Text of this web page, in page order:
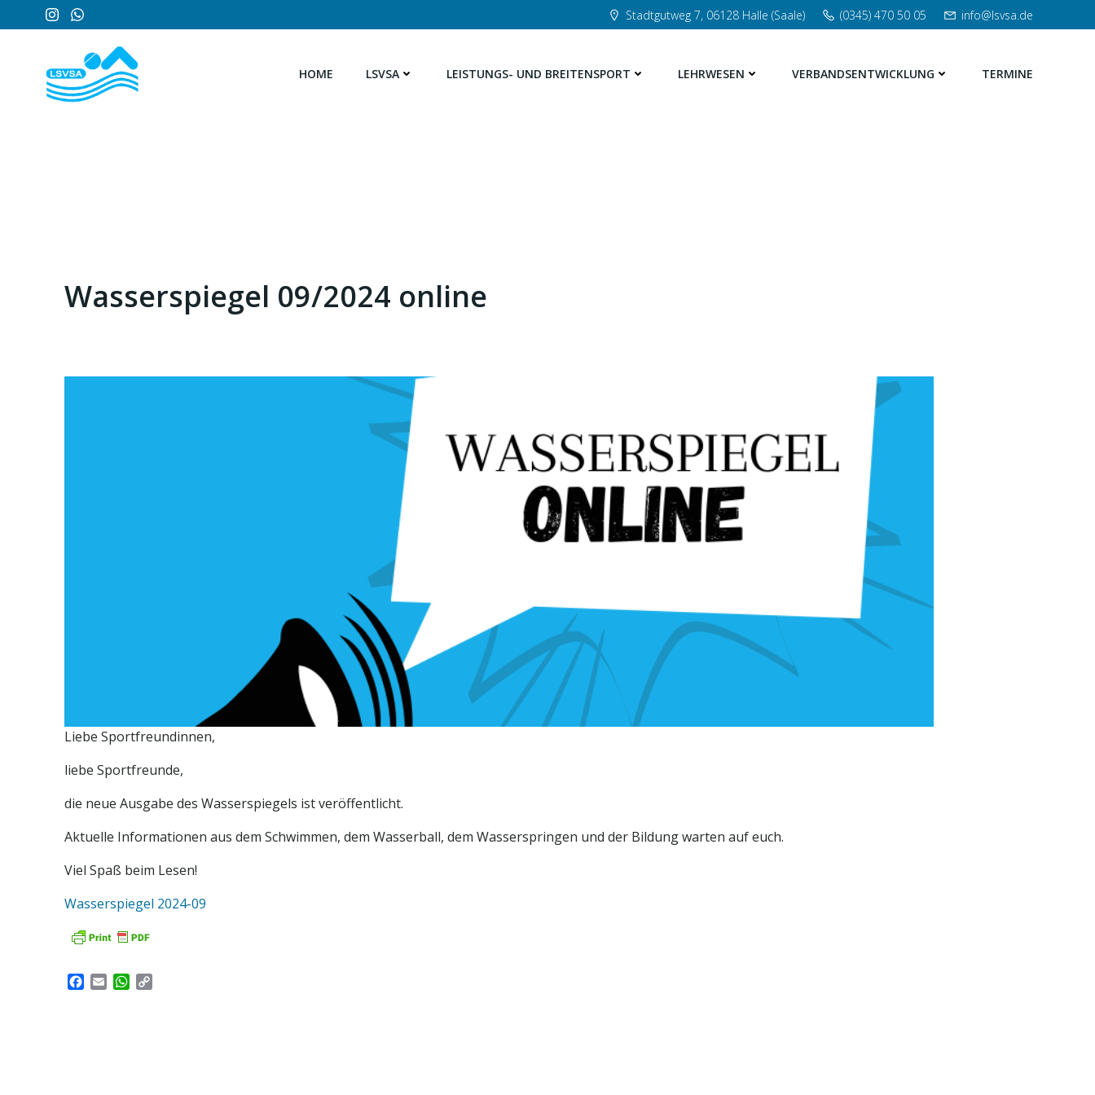
Inhalt
Stadtgutweg 7, 06128 Halle (Saale) (0345) 470 50 05 info@lsvsa.de
HOME LSVSA LEISTUNGS- UND BREITENSPORT LEHRWESEN VERBANDSENTWICKLUNG TERMINE
Wasserspiegel 09/2024 online
Liebe Sportfreundinnen,
liebe Sportfreunde,
die neue Ausgabe des Wasserspiegels ist veröffentlicht.
Aktuelle Informationen aus dem Schwimmen, dem Wasserball, dem Wasserspringen und der Bildung warten auf euch.
Viel Spaß beim Lesen!
Wasserspiegel 2024-09
Facebook
EmailWhatsApp